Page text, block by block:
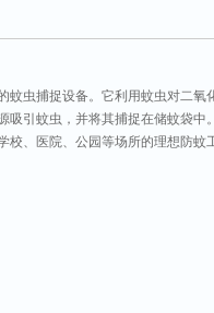
蚊虫捕捉设备。它利用蚊虫对二氧
吸引蚊虫，并将其捕捉在储蚊袋中
、医院、公园等场所的理想防蚊